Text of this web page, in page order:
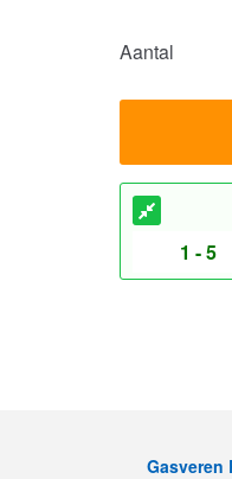
Aantal
1 - 5
Gasveren